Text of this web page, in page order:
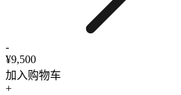
-
¥9,500
加入购物车
+